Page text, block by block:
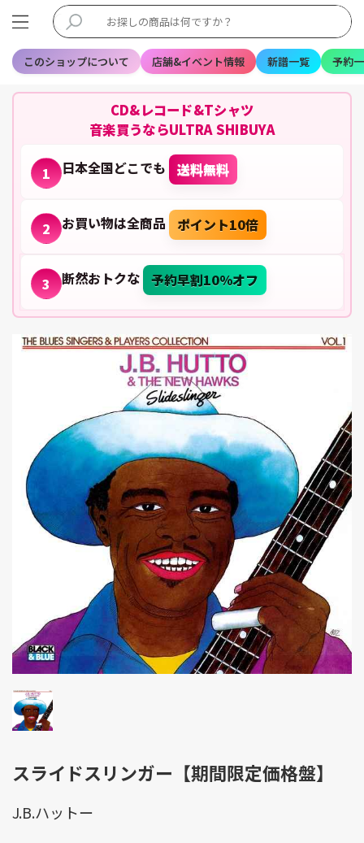
このショップについて 店舗&イベント情報 新譜一覧 予約
CD&レコード&Tシャツ
音楽買うならULTRA SHIBUYA
1 日本全国どこでも 送料無料
2 お買い物は全商品 ポイント10倍
3 断然おトクな 予約早割10%オフ
スライドスリンガー【期間限定価格盤】
J.B.ハットー